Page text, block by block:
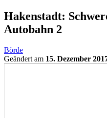
Hakenstadt:
Autobahn 2
Börde
Geändert am 15. Dezember